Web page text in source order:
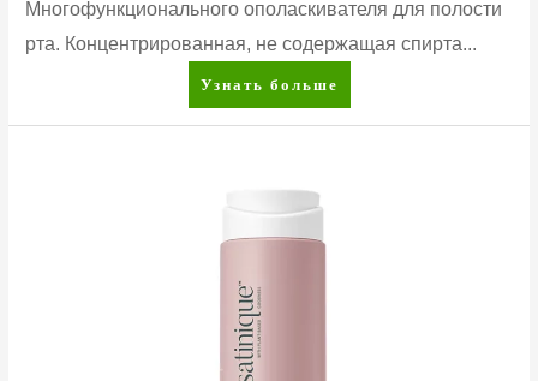
Многофункционального ополаскивателя для полости
рта. Концентрированная, не содержащая спирта...
Glister™
Многофункциональный
Узнать больше